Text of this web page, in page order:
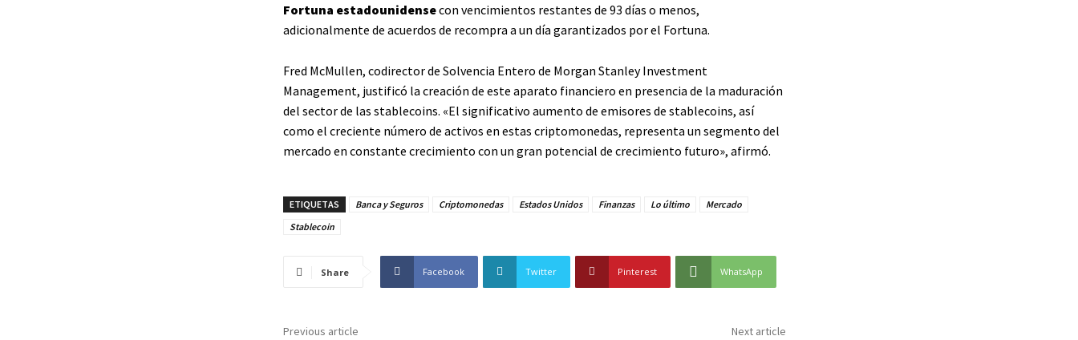
Fortuna estadounidensecon vencimientos restantes de 93 días o menos,
adicionalmente de acuerdos de recompra a un día garantizados por el Fortuna.
Fred McMullen, codirector de Solvencia Entero de Morgan Stanley Investment
Management, justificó la creación de este aparato financiero en presencia de la maduración
del sector de las stablecoins. «El significativo aumento de emisores de stablecoins, así
como el creciente número de activos en estas criptomonedas, representa un segmento del
mercado en constante crecimiento con un gran potencial de crecimiento futuro», afirmó.
ETIQUETAS Banca y Seguros Criptomonedas Estados Unidos Finanzas Lo último
Mercado
Stablecoin
Share Facebook Twitter Pinterest WhatsApp
Previous article Next article